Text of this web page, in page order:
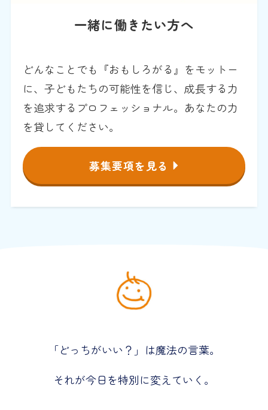
一緒に働きたい方へ
どんなことでも『おもしろがる』をモットー
に、子どもたちの可能性を信じ、成長する力
を追求するプロフェッショナル。あなたの力
を貸してください。
募集要項を見る
「どっちがいい？」は魔法の言葉。
それが今日を特別に変えていく。